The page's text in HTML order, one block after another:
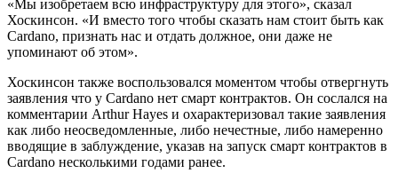
«Мы изобретаем всю инфраструктуру для этого», сказал
Хоскинсон. «И вместо того чтобы сказать нам стоит быть как
Cardano, признать нас и отдать должное, они даже не
упоминают об этом».
Хоскинсон также воспользовался моментом чтобы отвергнуть
заявления что у Cardano нет смарт контрактов. Он сослался на
комментарии Arthur Hayes и охарактеризовал такие заявления
как либо неосведомленные, либо нечестные, либо намеренно
вводящие в заблуждение, указав на запуск смарт контрактов в
Cardano несколькими годами ранее.